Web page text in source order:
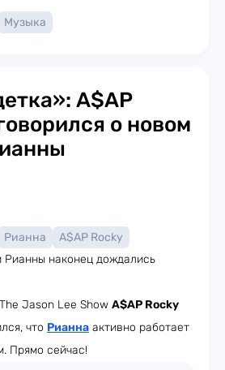
Музыка
A$AP
о новом
Рианна
A$AP Rocky
Рианны наконец дождались
Jason Lee Show A$AP Rocky
что Рианна активно работает
Прямо сейчас!